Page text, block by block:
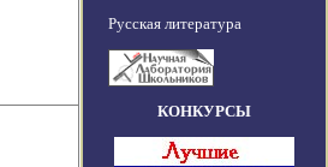
Русская литература
КОНКУРСЫ